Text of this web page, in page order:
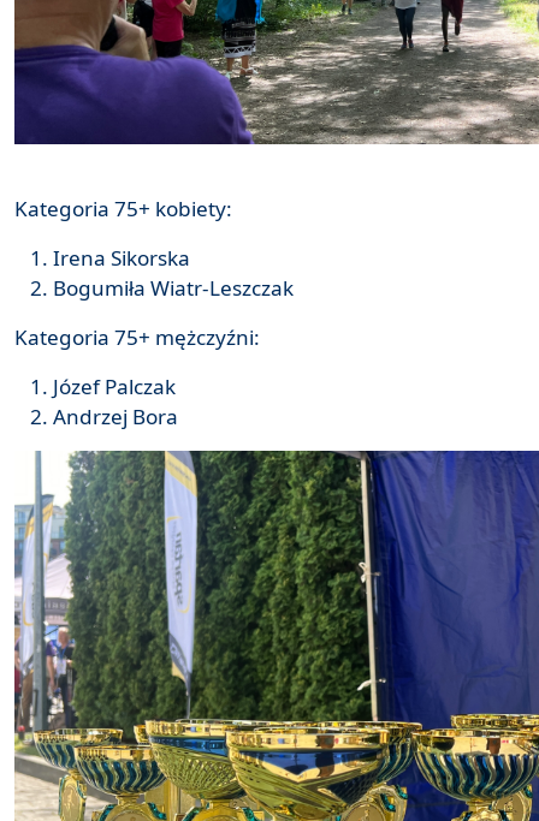
Kategoria 75+ kobiety:
Irena Sikorska
Bogumiła Wiatr-Leszczak
Kategoria 75+ mężczyźni:
Józef Palczak
Andrzej Bora